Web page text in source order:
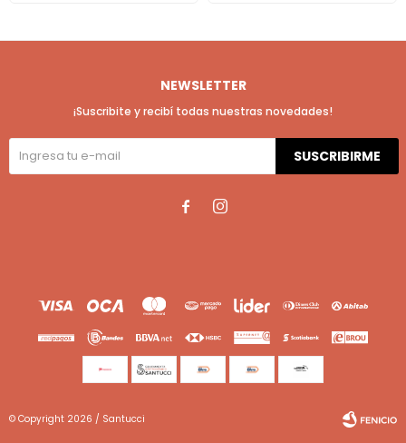
NEWSLETTER
¡Suscribite y recibí todas nuestras novedades!
SUSCRIBIRME
 
© Copyright 2026 / Santucci